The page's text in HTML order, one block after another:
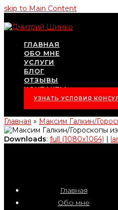
skip to Main Content
ГЛАВНАЯ
ОБО МНЕ
УСЛУГИ
БЛОГ
ОТЗЫВЫ
КОНТАКТЫ
УЗНАТЬ УСЛОВИЯ
Главная » Максим Галкин/
Downloads: full (1080x1064) |
Главная
Обо мне